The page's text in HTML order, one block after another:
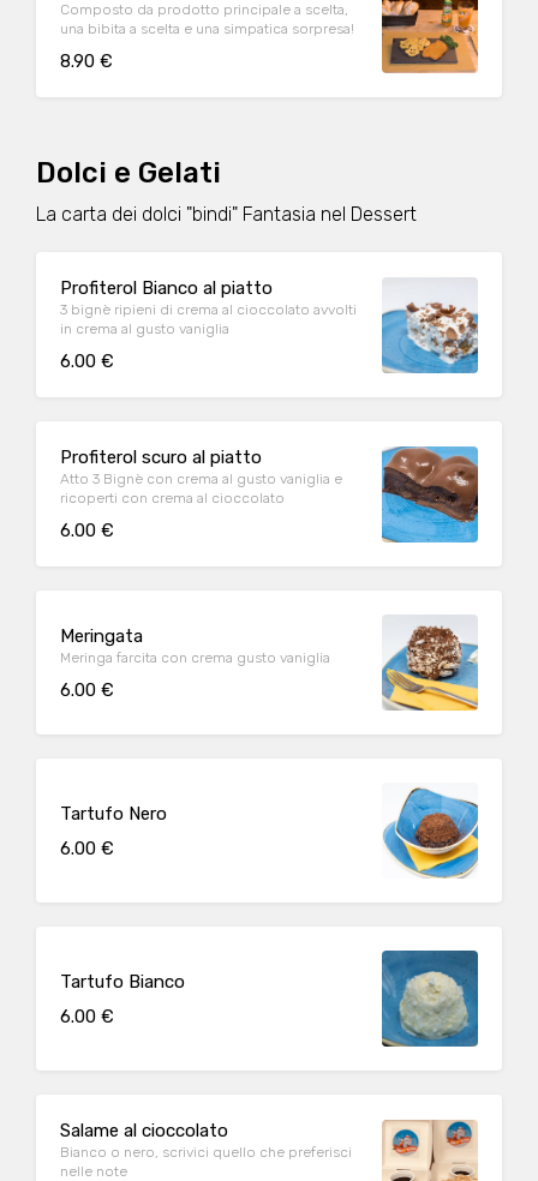
Composto da prodotto principale a scelta,
una bibita a scelta e una simpatica sorpresa!
8.90 €
Dolci e Gelati
La carta dei dolci "bindi" Fantasia nel Dessert
Profiterol Bianco al piatto
3 bignè ripieni di crema al cioccolato avvolti
in crema al gusto vaniglia
6.00 €
Profiterol scuro al piatto
Atto 3 Bignè con crema al gusto vaniglia e
ricoperti con crema al cioccolato
6.00 €
Meringata
Meringa farcita con crema gusto vaniglia
6.00 €
Tartufo Nero
6.00 €
Tartufo Bianco
6.00 €
Salame al cioccolato
Bianco o nero, scrivici quello che preferisci
nelle note